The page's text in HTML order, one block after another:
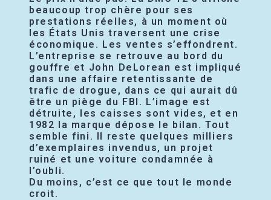
beaucoup trop chère pour ses
prestations réelles, à un moment où
les États Unis traversent une crise
économique. Les ventes s’effondrent.
L’entreprise se retrouve au bord du
gouffre et John DeLorean est impliqué
dans une affaire retentissante de
trafic de drogue, dans ce qui aurait dû
être un piège du FBI. L’image est
détruite, les caisses sont vides, et en
1982 la marque dépose le bilan. Tout
semble fini. Il reste quelques milliers
d’exemplaires invendus, un projet
ruiné et une voiture condamnée à
l’oubli.
Du moins, c’est ce que tout le monde
croit.